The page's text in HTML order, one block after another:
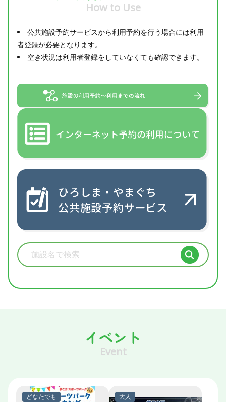
How to Use
公共施設予約サービスから利用予約を行う場合には利用
者登録が必要となります。
空き状況は利用者登録をしていなくても確認できます。
施設検索
イベント
Event